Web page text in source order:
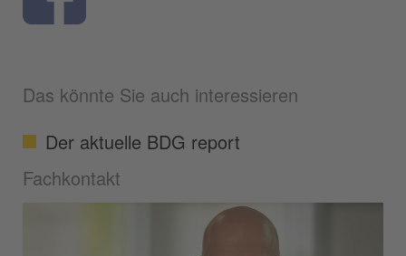
Das könnte Sie auch interessieren
Der aktuelle BDG report
Fachkontakt